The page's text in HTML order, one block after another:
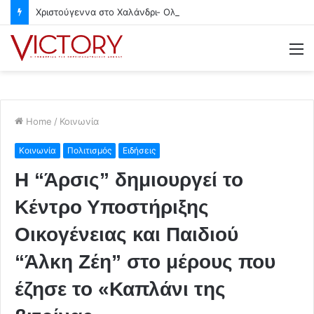
Home / Κοινωνία
Κοινωνία Πολιτισμός Ειδήσεις
Η “Άρσις” δημιουργεί το
Κέντρο Υποστήριξης
Οικογένειας και Παιδιού
“Άλκη Ζέη” στο μέρους που
έζησε το «Καπλάνι της